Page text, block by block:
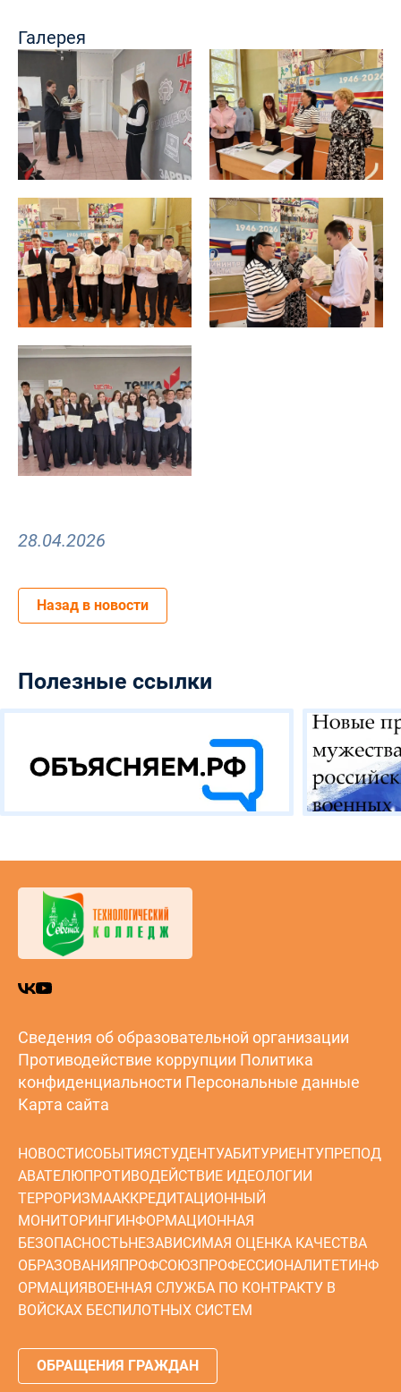
Галерея
28.04.2026
Назад в новости
Полезные ссылки
Сведения об образовательной организации
Противодействие коррупции Политика
конфиденциальности Персональные данные
Карта сайта
НОВОСТИСОБЫТИЯСТУДЕНТУАБИТУРИЕНТУПРЕПОД
АВАТЕЛЮПРОТИВОДЕЙСТВИЕ ИДЕОЛОГИИ
ТЕРРОРИЗМААККРЕДИТАЦИОННЫЙ
МОНИТОРИНГИНФОРМАЦИОННАЯ
БЕЗОПАСНОСТЬНЕЗАВИСИМАЯ ОЦЕНКА КАЧЕСТВА
ОБРАЗОВАНИЯПРОФСОЮЗПРОФЕССИОНАЛИТЕТИНФ
ОРМАЦИЯВОЕННАЯ СЛУЖБА ПО КОНТРАКТУ В
ВОЙСКАХ БЕСПИЛОТНЫХ СИСТЕМ
ОБРАЩЕНИЯ ГРАЖДАН